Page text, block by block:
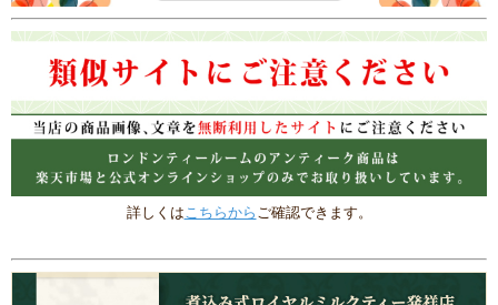
詳しくは こちらから ご確認できます。